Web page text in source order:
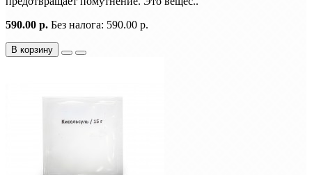
590.00 р. Без налога: 590.00 р.
В корзину